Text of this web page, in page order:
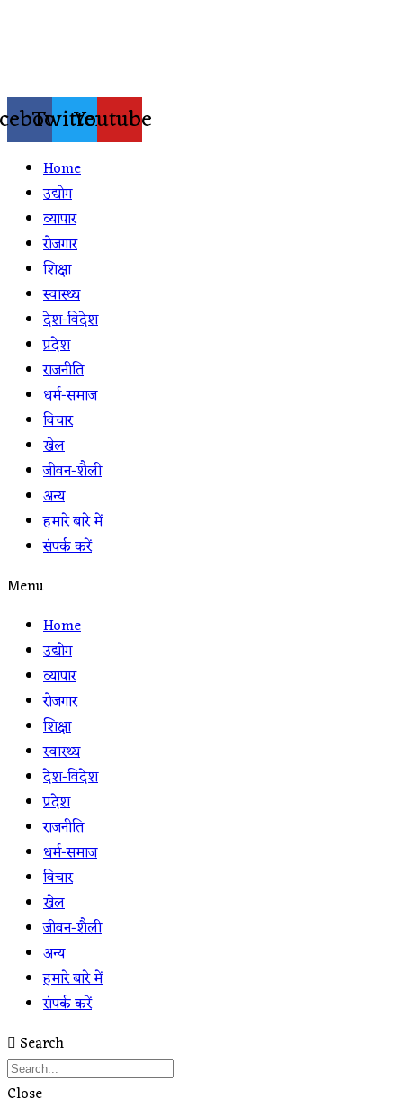
TwitterYoutube
Home
उद्योग
व्यापार
रोजगार
शिक्षा
स्वास्थ्य
देश-विदेश
प्रदेश
राजनीति
धर्म-समाज
विचार
खेल
जीवन-शैली
अन्य
हमारे बारे में
संपर्क करें
Menu
Home
उद्योग
व्यापार
रोजगार
शिक्षा
स्वास्थ्य
देश-विदेश
प्रदेश
राजनीति
धर्म-समाज
विचार
खेल
जीवन-शैली
अन्य
हमारे बारे में
संपर्क करें
Search
Close